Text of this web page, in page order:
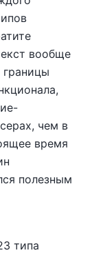
вообще
чем в
время
полезным
типа